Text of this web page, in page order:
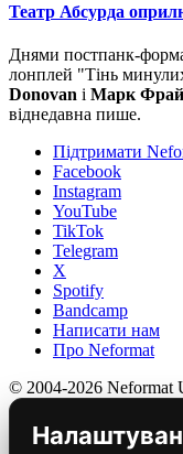
Театр Абсурда
Днями постпанк-
лонплей "Тінь
Donovan і Марк Фрай
віднедавна пише.
Підтримати
Facebook
Instagram
YouTube
TikTok
Telegram
X
Spotify
Bandcamp
Написати нам
Про Neformat
© 2004-2026 Neformat